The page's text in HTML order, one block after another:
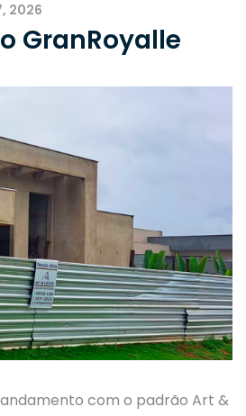
2026
GranRoyalle
com o padrão Art &